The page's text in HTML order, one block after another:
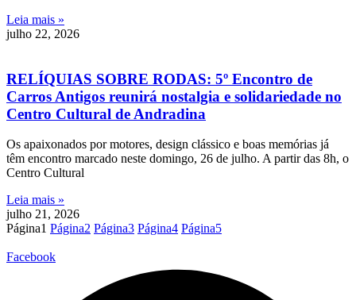
Leia mais »
julho 22, 2026
RELÍQUIAS SOBRE RODAS: 5º Encontro de
Carros Antigos reunirá nostalgia e solidariedade no
Centro Cultural de Andradina
Os apaixonados por motores, design clássico e boas memórias já
têm encontro marcado neste domingo, 26 de julho. A partir das 8h, o
Centro Cultural
Leia mais »
julho 21, 2026
Página1 Página2 Página3 Página4 Página5
Facebook